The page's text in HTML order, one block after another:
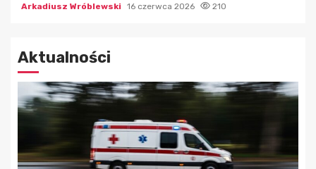
Arkadiusz Wróblewski 16 czerwca 2026 210
Aktualności